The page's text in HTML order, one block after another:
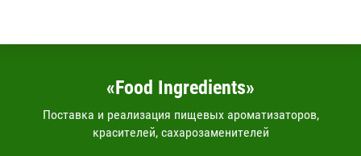
«Food Ingredients»
Поставка и реализация пищевых ароматизаторов,
красителей, сахарозаменителей